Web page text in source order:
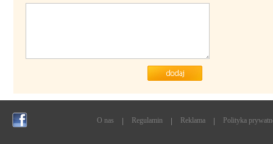
O nas Regulamin Reklama Polityka